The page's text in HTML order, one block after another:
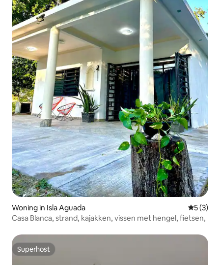
Woning in Isla Aguada
5 (3)
Casa Blanca, strand, kajakken, vissen met hengel, fietsen,
Superhost
Superhost